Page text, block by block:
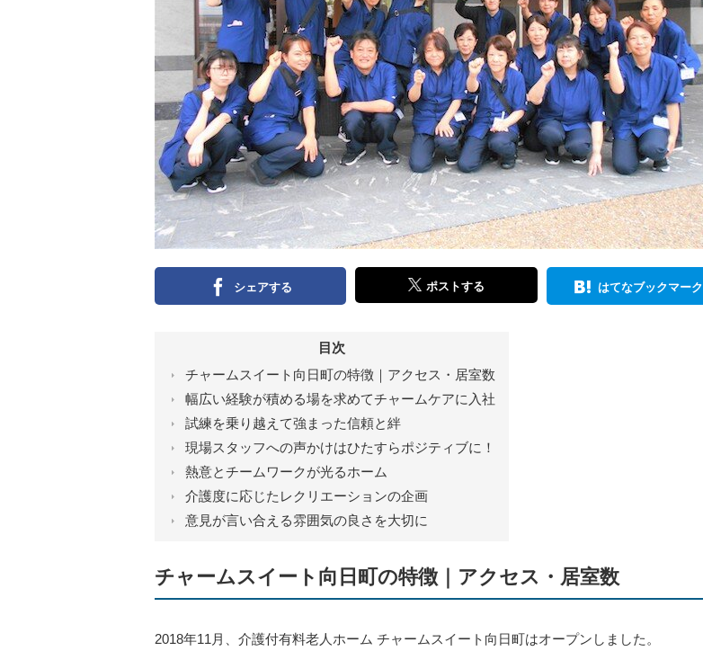
シェアする ポストする はてなブックマーク
目次
チャームスイート向日町の特徴｜アクセス・居室数
幅広い経験が積める場を求めてチャームケアに入社
試練を乗り越えて強まった信頼と絆
現場スタッフへの声かけはひたすらポジティブに！
熱意とチームワークが光るホーム
介護度に応じたレクリエーションの企画
意見が言い合える雰囲気の良さを大切に
チャームスイート向日町の特徴｜アクセス・居室数
2018年11月、介護付有料老人ホーム チャームスイート向日町はオープンしました。